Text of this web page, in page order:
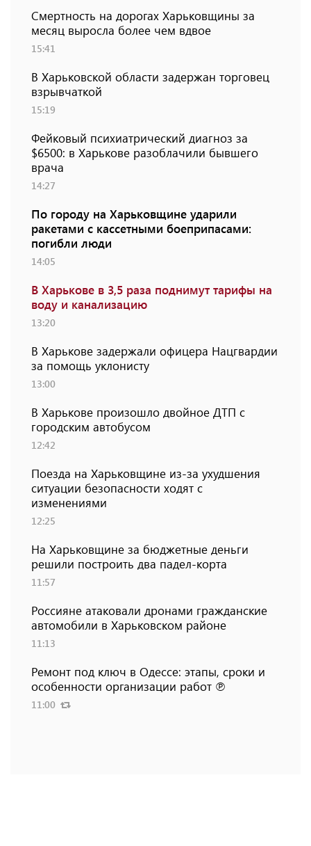
Смертность на дорогах Харьковщины за
месяц выросла более чем вдвое
15:41
В Харьковской области задержан торговец
взрывчаткой
15:19
Фейковый психиатрический диагноз за
$6500: в Харькове разоблачили бывшего
врача
14:27
По городу на Харьковщине ударили
ракетами с кассетными боеприпасами:
погибли люди
14:05
В Харькове в 3,5 раза поднимут тарифы на
воду и канализацию
13:20
В Харькове задержали офицера Нацгвардии
за помощь уклонисту
13:00
В Харькове произошло двойное ДТП с
городским автобусом
12:42
Поезда на Харьковщине из-за ухудшения
ситуации безопасности ходят с
изменениями
12:25
На Харьковщине за бюджетные деньги
решили построить два падел-корта
11:57
Россияне атаковали дронами гражданские
автомобили в Харьковском районе
11:13
Ремонт под ключ в Одессе: этапы, сроки и
особенности организации работ ℗
11:00